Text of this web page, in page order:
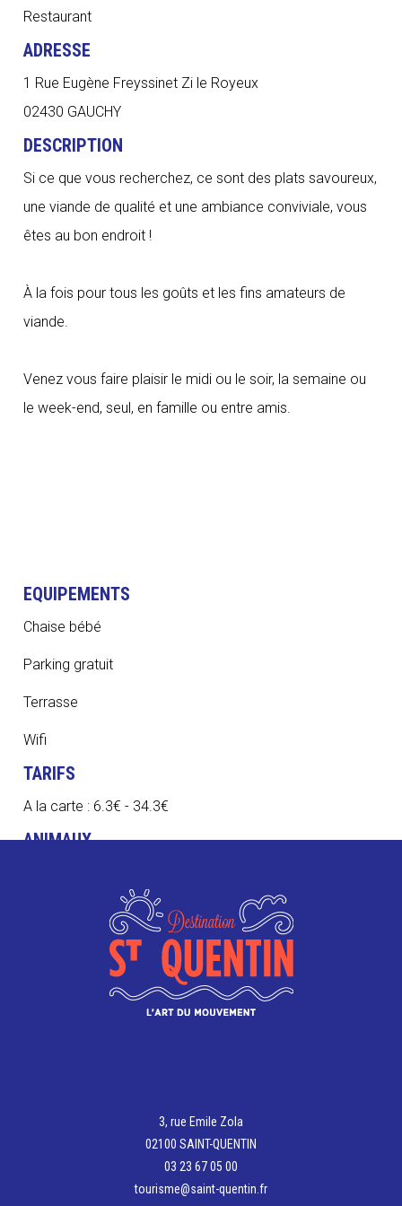
Restaurant
ADRESSE
1 Rue Eugène Freyssinet Zi le Royeux
02430 GAUCHY
DESCRIPTION
Si ce que vous recherchez, ce sont des plats savoureux,
une viande de qualité et une ambiance conviviale, vous
êtes au bon endroit !
À la fois pour tous les goûts et les fins amateurs de
viande.
Venez vous faire plaisir le midi ou le soir, la semaine ou
le week-end, seul, en famille ou entre amis.
EQUIPEMENTS
Chaise bébé
Parking gratuit
Terrasse
Wifi
TARIFS
A la carte : 6.3€ - 34.3€
ANIMAUX
+33 3 23 50 61 00
gauchy@la-boucherie.fr
https://www.la-boucherie.fr/restaurant-
3, rue Emile Zola
02100 SAINT-QUENTIN
03 23 67 05 00
tourisme@saint-quentin.fr